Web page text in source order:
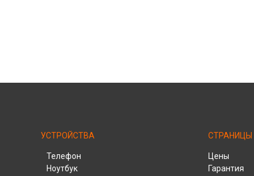
УСТРОЙСТВА
Телефон
Ноутбук
СТРАНИЦЫ
Цены
Гарантия